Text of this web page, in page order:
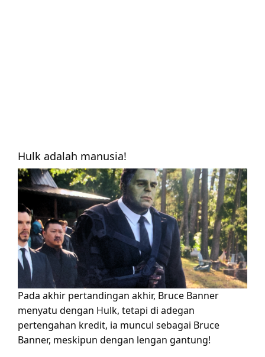
Hulk adalah manusia!
Pada akhir pertandingan akhir, Bruce Banner
menyatu dengan Hulk, tetapi di adegan
pertengahan kredit, ia muncul sebagai Bruce
Banner, meskipun dengan lengan gantung!